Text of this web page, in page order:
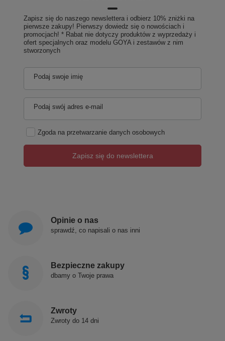
Zapisz się do naszego newslettera i odbierz 10% zniżki na
pierwsze zakupy! Pierwszy dowiedz się o nowościach i
promocjach! * Rabat nie dotyczy produktów z wyprzedaży i
ofert specjalnych oraz modelu GOYA i zestawów z nim
stworzonych
Podaj swoje imię
Podaj swój adres e-mail
Zgoda na przetwarzanie danych osobowych
Zapisz się do newslettera
Opinie o nas
sprawdź, co napisali o nas inni
Bezpieczne zakupy
dbamy o Twoje prawa
Zwroty
Zwroty do 14 dni